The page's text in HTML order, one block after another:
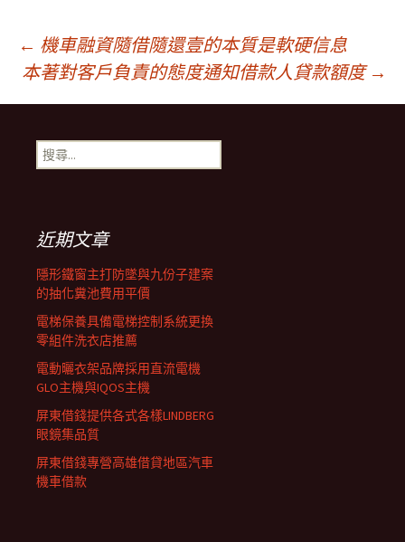
文
章
導
覽
列
← 機車融資隨借隨還壹的本質是軟硬信息
本著對客戶負責的態度通知借款人貸款額度 →
搜
尋
近期文章
隱形鐵窗主打防墜與九份子建案
的抽化糞池費用平價
電梯保養具備電梯控制系統更換
零組件洗衣店推薦
電動曬衣架品牌採用直流電機
GLO主機與IQOS主機
屏東借錢提供各式各樣LINDBERG
眼鏡集品質
屏東借錢專營高雄借貸地區汽車
機車借款